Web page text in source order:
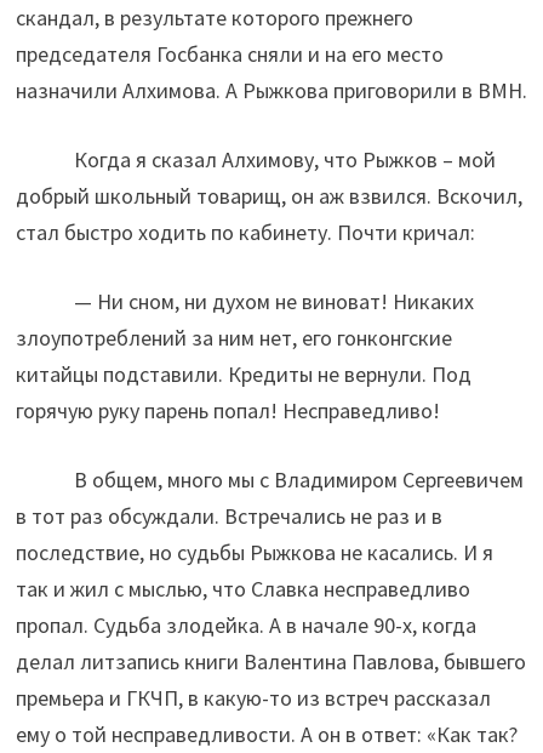
скандал, в результате которого прежнего
председателя Госбанка сняли и на его место
назначили Алхимова. А Рыжкова приговорили в ВМН.
Когда я сказал Алхимову, что Рыжков – мой
добрый школьный товарищ, он аж взвился. Вскочил,
стал быстро ходить по кабинету. Почти кричал:
— Ни сном, ни духом не виноват! Никаких
злоупотреблений за ним нет, его гонконгские
китайцы подставили. Кредиты не вернули. Под
горячую руку парень попал! Несправедливо!
В общем, много мы с Владимиром Сергеевичем
в тот раз обсуждали. Встречались не раз и в
последствие, но судьбы Рыжкова не касались. И я
так и жил с мыслью, что Славка несправедливо
пропал. Судьба злодейка. А в начале 90-х, когда
делал литзапись книги Валентина Павлова, бывшего
премьера и ГКЧП, в какую-то из встреч рассказал
ему о той несправедливости. А он в ответ: «Как так?